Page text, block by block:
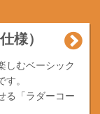
様）
しむベーシック
。
る「ラダーコー